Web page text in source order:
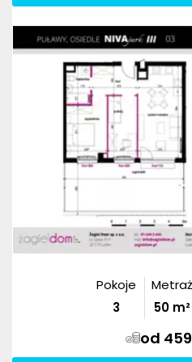
Pokoje
3
Metraż
50 m²
od 459